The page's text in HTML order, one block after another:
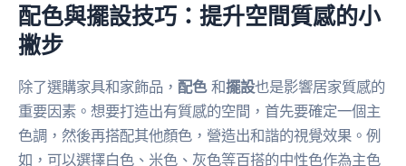
配色與擺設技巧：提升空間質感的小
撇步
除了選購家具和家飾品， 配色和擺設也是影響居家質感的
重要因素。想要打造出有質感的空間，首先要確定一個主
色調，然後再搭配其他顏色，營造出和諧的視覺效果。例
如，可以選擇白色、米色、灰色等百搭的中性色作為主色